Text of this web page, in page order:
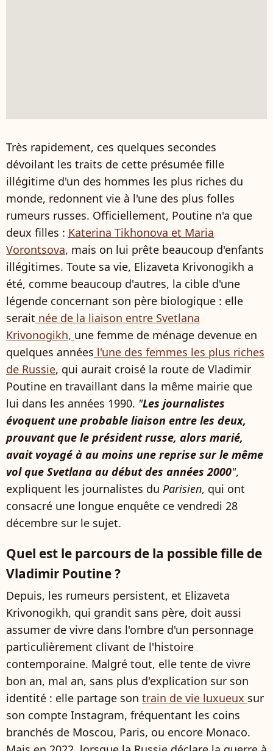
Très rapidement, ces quelques secondes
dévoilant les traits de cette présumée fille
illégitime d'un des hommes les plus riches du
monde, redonnent vie à l'une des plus folles
rumeurs russes. Officiellement, Poutine n'a que
deux filles : Katerina Tikhonova et Maria
Vorontsova, mais on lui prête beaucoup d'enfants
illégitimes. Toute sa vie, Elizaveta Krivonogikh a
été, comme beaucoup d'autres, la cible d'une
légende concernant son père biologique : elle
serait née de la liaison entre Svetlana
Krivonogikh, une femme de ménage devenue en
quelques années l'une des femmes les plus riches
de Russie, qui aurait croisé la route de Vladimir
Poutine en travaillant dans la même mairie que
lui dans les années 1990. "Les journalistes
évoquent une probable liaison entre les deux,
prouvant que le président russe, alors marié,
avait voyagé à au moins une reprise sur le même
vol que Svetlana au début des années 2000",
expliquent les journalistes du Parisien, qui ont
consacré une longue enquête ce vendredi 28
décembre sur le sujet.
Quel est le parcours de la possible fille de
Vladimir Poutine ?
Depuis, les rumeurs persistent, et Elizaveta
Krivonogikh, qui grandit sans père, doit aussi
assumer de vivre dans l'ombre d'un personnage
particulièrement clivant de l'histoire
contemporaine. Malgré tout, elle tente de vivre
bon an, mal an, sans plus d'explication sur son
identité : elle partage son train de vie luxueux sur
son compte Instagram, fréquentant les coins
branchés de Moscou, Paris, ou encore Monaco.